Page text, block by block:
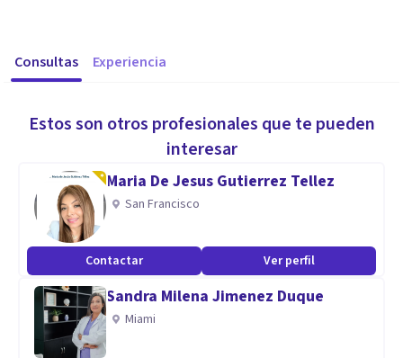
Consultas Experiencia
Estos son otros profesionales que te pueden
interesar
Maria De Jesus Gutierrez Tellez
San Francisco
Contactar Ver perfil
Sandra Milena Jimenez Duque
Miami